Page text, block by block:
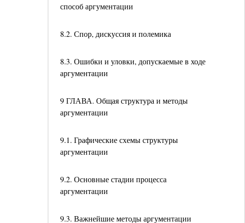
способ аргументации
8.2. Спор, дискуссия и полемика
8.3. Ошибки и уловки, допускаемые в ходе
аргументации
9 ГЛАВА. Общая структура и методы
аргументации
9.1. Графические схемы структуры
аргументации
9.2. Основные стадии процесса
аргументации
9.3. Важнейшие методы аргументации